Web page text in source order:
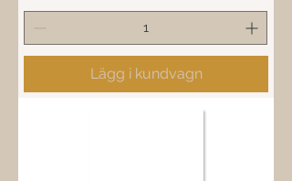
Lägg i kundvagn